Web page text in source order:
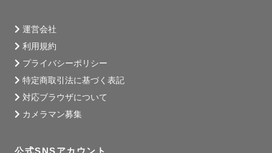
運営会社
利用規約
プライバシーポリシー
特定商取引法に基づく表記
対応ブラウザについて
カメラマン募集
公式SNSアカウント